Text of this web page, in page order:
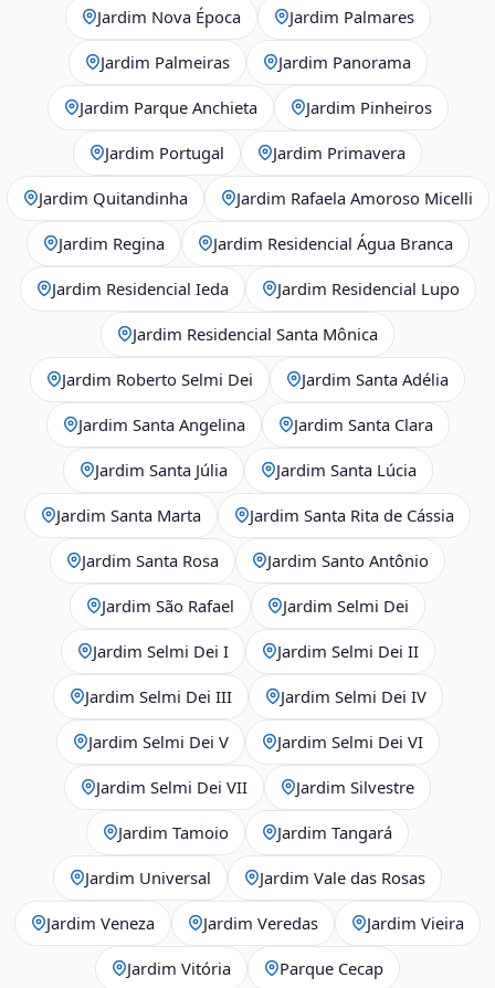
Jardim Nova Época Jardim Palmares
Jardim Palmeiras Jardim Panorama
Jardim Parque Anchieta Jardim Pinheiros
Jardim Portugal Jardim Primavera
Jardim Quitandinha Jardim Rafaela Amoroso Micelli
Jardim Regina Jardim Residencial Água Branca
Jardim Residencial Ieda Jardim Residencial Lupo
Jardim Residencial Santa Mônica
Jardim Roberto Selmi Dei Jardim Santa Adélia
Jardim Santa Angelina Jardim Santa Clara
Jardim Santa Júlia Jardim Santa Lúcia
Jardim Santa Marta Jardim Santa Rita de Cássia
Jardim Santa Rosa Jardim Santo Antônio
Jardim São Rafael Jardim Selmi Dei
Jardim Selmi Dei I Jardim Selmi Dei II
Jardim Selmi Dei III Jardim Selmi Dei IV
Jardim Selmi Dei V Jardim Selmi Dei VI
Jardim Selmi Dei VII Jardim Silvestre
Jardim Tamoio Jardim Tangará
Jardim Universal Jardim Vale das Rosas
Jardim Veneza Jardim Veredas Jardim Vieira
Jardim Vitória Parque Cecap